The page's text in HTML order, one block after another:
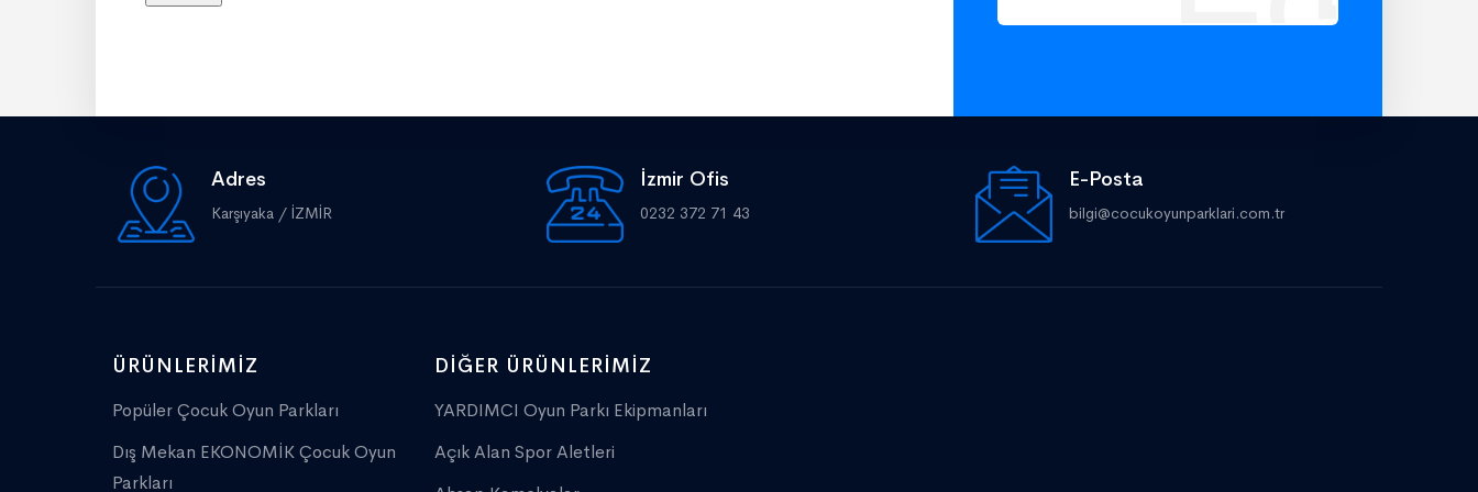
Adres
Karşıyaka / İZMİR
İzmir Ofis
0232 372 71 43
E-Posta
bilgi@cocukoyunparklari.com.tr
ÜRÜNLERIMIZ
Popüler Çocuk Oyun Parkları
Dış Mekan EKONOMİK Çocuk Oyun
Parkları
DIĞER ÜRÜNLERIMIZ
YARDIMCI Oyun Parkı Ekipmanları
Açık Alan Spor Aletleri